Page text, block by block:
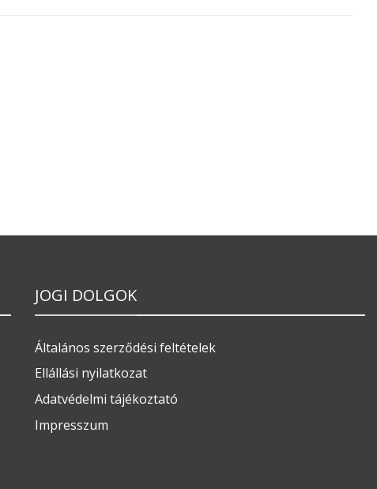
JOGI DOLGOK
Általános szerződési feltételek
Ellállási nyilatkozat
Adatvédelmi tájékoztató
Impresszum